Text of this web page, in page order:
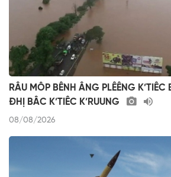
RÂU MÔP BÊNH ÂNG PLÊÊNG K’TIÊC
ĐHỊ BÂC K’TIÊC K’RUUNG
08/08/2026